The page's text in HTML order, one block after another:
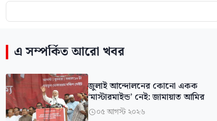
এ সম্পর্কিত আরো খবর
জুলাই আন্দোলনের কোনো একক
‘মাস্টারমাইন্ড’ নেই: জামায়াত আমির
০৫ আগস্ট ২০২৬